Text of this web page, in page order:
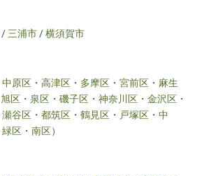
/三浦市/横須賀市
中原区 ・ 高津区 ・ 多摩区 ・ 宮前区 ・ 麻生
旭区 ・ 泉区 ・ 磯子区 ・ 神奈川区 ・ 金沢区 ・
瀬谷区 ・ 都筑区 ・ 鶴見区 ・ 戸塚区 ・ 中
緑区 ・ 南区）